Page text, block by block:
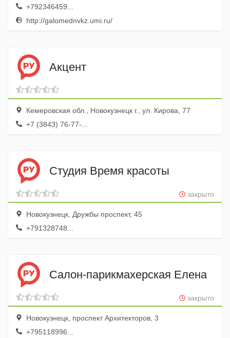
+792346459...
http://galomednvkz.umi.ru/
Акцент
Кемеровская обл., Новокузнецк г., ул. Кирова, 77
+7 (3843) 76-77-...
Студия Время красоты
закрыто
Новокузнецк, Дружбы проспект, 45
+791328748...
Салон-парикмахерская Елена
закрыто
Новокузнецк, проспект Архитекторов, 3
+795118996...